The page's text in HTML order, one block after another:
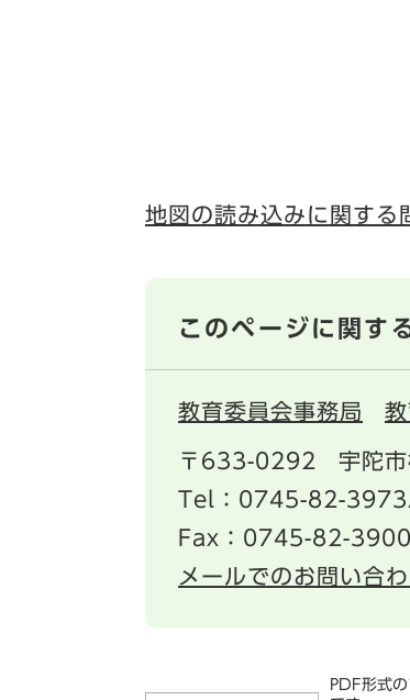
地図の読み込みに関する
このページに関す
教育委員会事務局
〒633-0292
宇陀
Tel：0745-82-
Fax：0745-82-3900
メールでのお問い合
PDF形式